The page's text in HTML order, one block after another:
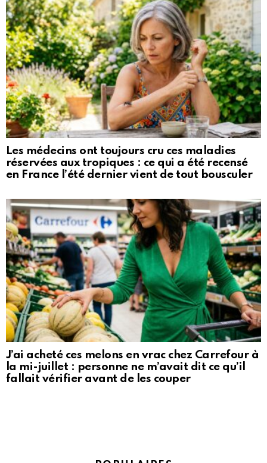
Les médecins ont toujours cru ces maladies
réservées aux tropiques : ce qui a été recensé
en France l’été dernier vient de tout bousculer
J’ai acheté ces melons en vrac chez Carrefour à
la mi-juillet : personne ne m’avait dit ce qu’il
fallait vérifier avant de les couper